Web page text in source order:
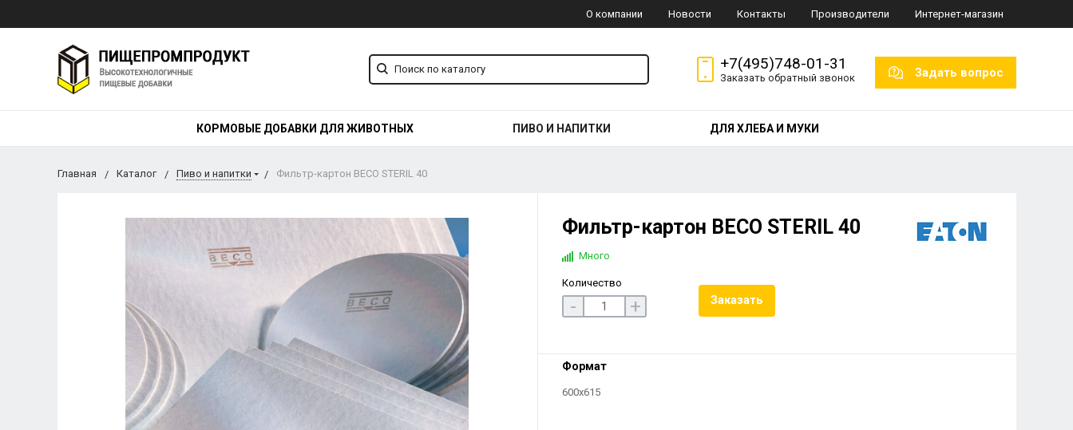
О компании Новости Контакты Производители Интернет-магазин
+7(495)748-01-31
Заказать обратный звонок Задать вопрос
КОРМОВЫЕ ДОБАВКИ ДЛЯ ЖИВОТНЫХ ПИВО И НАПИТКИ ДЛЯ ХЛЕБА И МУКИ
Главная Каталог Пиво и напитки Фильтр-картон BECO STERIL 40
Фильтр-картон BECO STERIL 40
Много
Количество
- + Заказать
Формат
600х615